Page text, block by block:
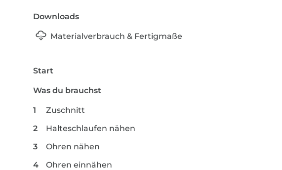
Downloads
Materialverbrauch & Fertigmaße
Start
Was du brauchst
Zuschnitt
Halteschlaufen nähen
Ohren nähen
Ohren einnähen